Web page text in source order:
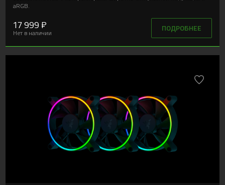
aRGB.
17 999 ₽
Нет в наличии
ПОДРОБНЕЕ